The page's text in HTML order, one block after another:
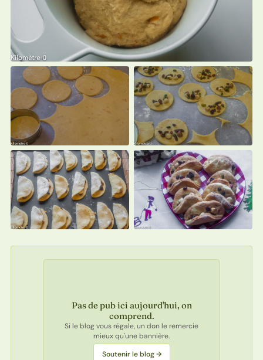
Pas de pub ici aujourd'hui, on
comprend.
Si le blog vous régale, un don le remercie
mieux qu'une bannière.
Soutenir le blog →